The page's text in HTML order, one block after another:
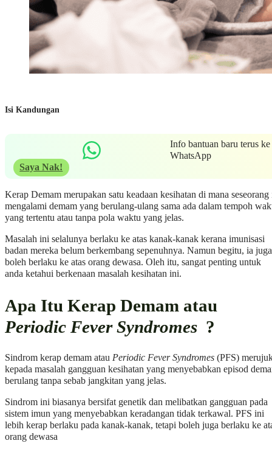
Isi Kandungan
Info bantuan baru terus ke
WhatsApp
Saya Nak!
Kerap Demam merupakan satu keadaan kesihatan di mana seseorang
mengalami demam yang berulang-ulang sama ada dalam tempoh
yang tertentu atau tanpa pola waktu yang jelas.
Masalah ini selalunya berlaku ke atas kanak-kanak kerana imunisasi
badan mereka belum berkembang sepenuhnya. Namun begitu, ia juga
boleh berlaku ke atas orang dewasa. Oleh itu, sangat penting untuk
anda ketahui berkenaan masalah kesihatan ini.
Apa Itu Kerap Demam atau
Periodic Fever Syndromes ?
Sindrom kerap demam atau Periodic Fever Syndromes (PFS)
kepada masalah gangguan kesihatan yang menyebabkan episod
berulang tanpa sebab jangkitan yang jelas.
Sindrom ini biasanya bersifat genetik dan melibatkan gangguan pada
sistem imun yang menyebabkan keradangan tidak terkawal. PFS ini
lebih kerap berlaku pada kanak-kanak, tetapi boleh juga berlaku ke
orang dewasa